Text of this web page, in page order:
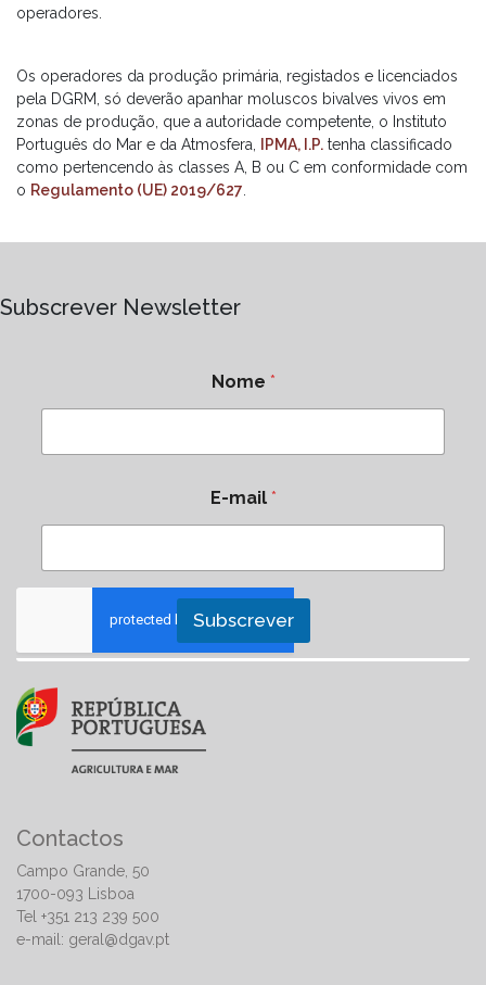
operadores.
Os operadores da produção primária, registados e licenciados
pela DGRM, só deverão apanhar moluscos bivalves vivos em
zonas de produção, que a autoridade competente, o Instituto
Português do Mar e da Atmosfera,
IPMA, I.P. tenha classificado
como pertencendo às classes A, B ou C em conformidade com
o Regulamento (UE) 2019/627
Subscrever Newsletter
Nome *
E-mail *
Subscrever
Contactos
Campo Grande, 50
1700-093 Lisboa
Tel +351 213 239 500
e-mail: geral@dgav.pt